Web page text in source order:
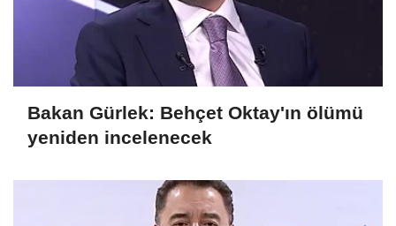
Bakan Gürlek: Behçet Oktay'ın ölümü
yeniden incelenecek